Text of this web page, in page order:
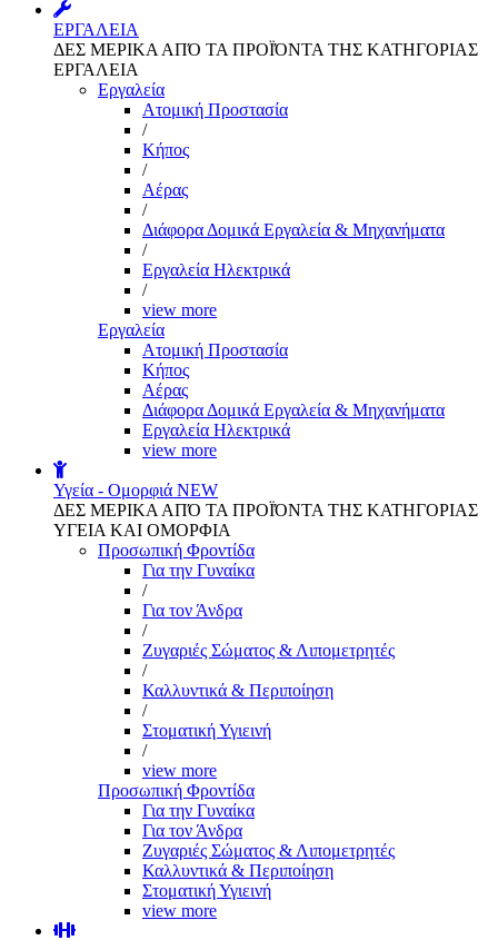
ΕΡΓΑΛΕΙΑ
ΔΕΣ ΜΕΡΙΚΑ ΑΠΌ ΤΑ ΠΡΟΪΌΝΤΑ ΤΗΣ ΚΑΤΗΓΟΡΙΑΣ
ΕΡΓΑΛΕΙΑ
Εργαλεία
Aτομική Προστασία
/
Kήπος
/
Αέρας
/
Διάφορα Δομικά Εργαλεία & Μηχανήματα
/
Εργαλεία Ηλεκτρικά
/
view more
Εργαλεία
Aτομική Προστασία
Kήπος
Αέρας
Διάφορα Δομικά Εργαλεία & Μηχανήματα
Εργαλεία Ηλεκτρικά
view more
Υγεία - Ομορφιά NEW
ΔΕΣ ΜΕΡΙΚΑ ΑΠΌ ΤΑ ΠΡΟΪΌΝΤΑ ΤΗΣ ΚΑΤΗΓΟΡΙΑΣ
ΥΓΕΙΑ ΚΑΙ ΟΜΟΡΦΙΑ
Προσωπική Φροντίδα
Για την Γυναίκα
/
Για τον Άνδρα
/
Ζυγαριές Σώματος & Λιπομετρητές
/
Καλλυντικά & Περιποίηση
/
Στοματική Υγιεινή
/
view more
Προσωπική Φροντίδα
Για την Γυναίκα
Για τον Άνδρα
Ζυγαριές Σώματος & Λιπομετρητές
Καλλυντικά & Περιποίηση
Στοματική Υγιεινή
view more